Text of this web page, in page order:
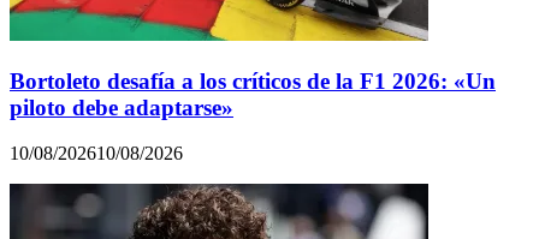
Bortoleto desafía a los críticos de la F1 2026: «Un
piloto debe adaptarse»
10/08/202610/08/2026